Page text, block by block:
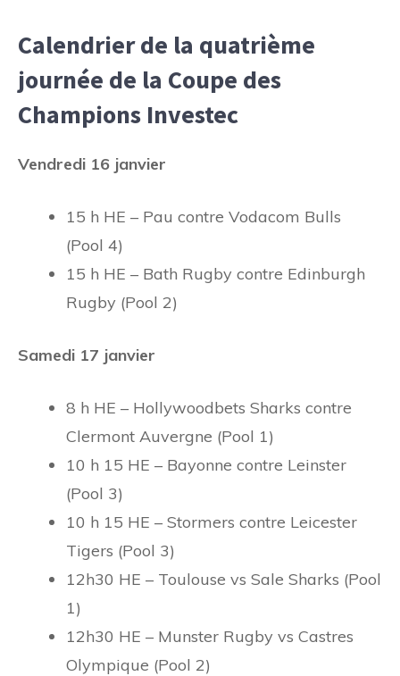
Calendrier de la quatrième
journée de la Coupe des
Champions Investec
Vendredi 16 janvier
15 h HE – Pau contre Vodacom Bulls
(Pool 4)
15 h HE – Bath Rugby contre Edinburgh
Rugby (Pool 2)
Samedi 17 janvier
8 h HE – Hollywoodbets Sharks contre
Clermont Auvergne (Pool 1)
10 h 15 HE – Bayonne contre Leinster
(Pool 3)
10 h 15 HE – Stormers contre Leicester
Tigers (Pool 3)
12h30 HE – Toulouse vs Sale Sharks (Pool
1)
12h30 HE – Munster Rugby vs Castres
Olympique (Pool 2)